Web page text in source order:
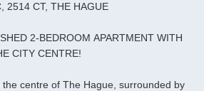
2514 CT, THE HAGUE
2-BEDROOM APARTMENT WITH
CITY CENTRE!
centre of The Hague, surrounded by